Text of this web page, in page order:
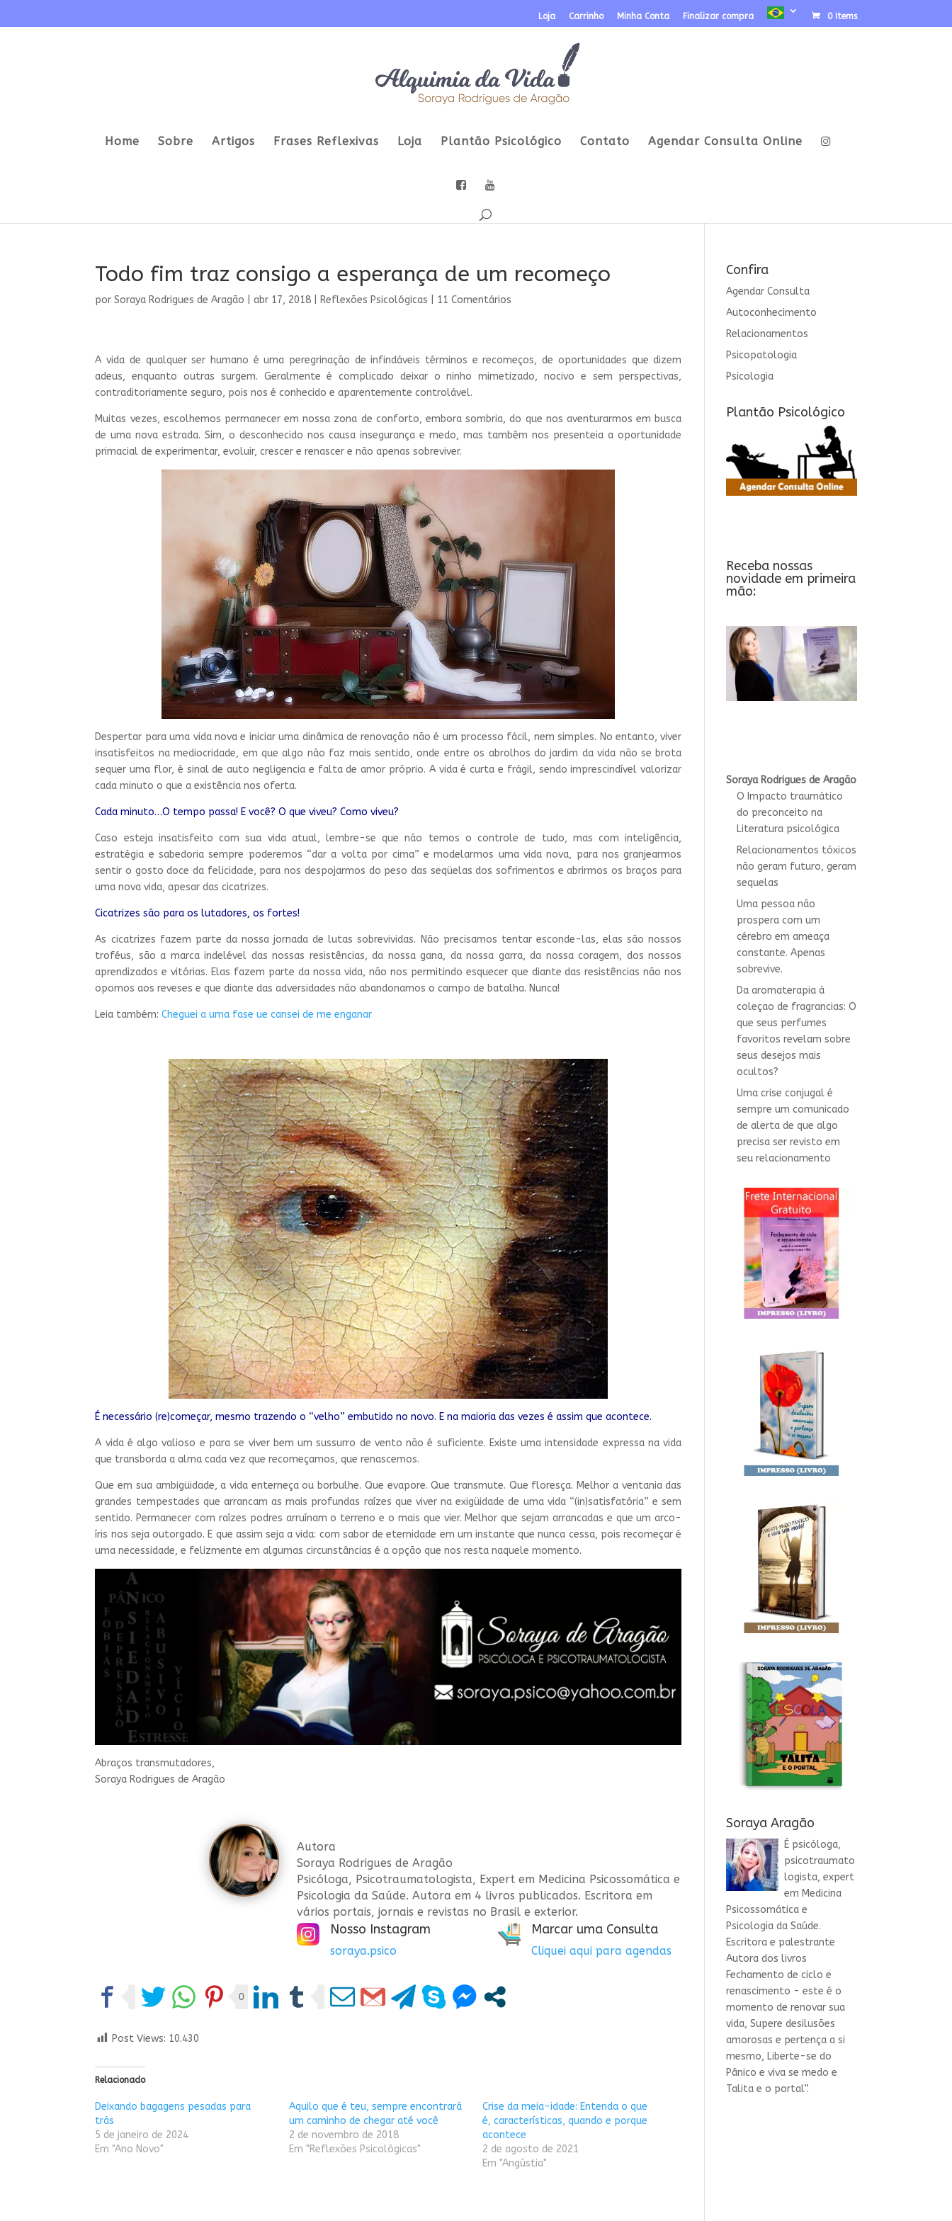
Loja Carrinho Minha Conta Finalizar compra 0 Items
Home Sobre Artigos Frases Reflexivas Loja Plantão Psicológico Contato Agendar Consulta Online
Todo fim traz consigo a esperança de um recomeço
porSoraya Rodrigues de Aragão |abr 17, 2018 Reflexões Psicológicas 11 Comentários
A vida de qualquer ser humano é uma peregrinação de infindáveis términos e recomeços, de oportunidades que dizem
adeus, enquanto outras surgem. Geralmente é complicado deixar o ninho mimetizado, nocivo e sem perspectivas,
contraditoriamente seguro, pois nos é conhecido e aparentemente controlável.
Muitas vezes, escolhemos permanecer em nossa zona de conforto, embora sombria, do que nos aventurarmos em busca
de uma nova estrada. Sim, o desconhecido nos causa insegurança e medo, mas também nos presenteia a oportunidade
primacial de experimentar, evoluir, crescer e renascer e não apenas sobreviver.
Despertar para uma vida nova e iniciar uma dinâmica de renovação não é um processo fácil, nem simples. No entanto, viver
insatisfeitos na mediocridade, em que algo não faz mais sentido, onde entre os abrolhos do jardim da vida não se brota
sequer uma flor, é sinal de auto negligencia e falta de amor próprio. A vida é curta e frágil, sendo imprescindível valorizar
cada minuto o que a existência nos oferta.
Cada minuto…O tempo passa! E você? O que viveu? Como viveu?
Caso esteja insatisfeito com sua vida atual, lembre-se que não temos o controle de tudo, mas com inteligência,
estratégia e sabedoria sempre poderemos “dar a volta por cima” e modelarmos uma vida nova, para nos granjearmos
sentir o gosto doce da felicidade, para nos despojarmos do peso das seqüelas dos sofrimentos e abrirmos os braços para
uma nova vida, apesar das cicatrizes.
Cicatrizes são para os lutadores, os fortes!
As cicatrizes fazem parte da nossa jornada de lutas sobrevividas. Não precisamos tentar esconde-las, elas são nossos
troféus, são a marca indelével das nossas resistências, da nossa gana, da nossa garra, da nossa coragem, dos nossos
aprendizados e vitórias. Elas fazem parte da nossa vida, não nos permitindo esquecer que diante das resistências não nos
opomos aos reveses e que diante das adversidades não abandonamos o campo de batalha. Nunca!
Leia também:Cheguei a uma fase ue cansei de me enganar
É necessário (re)começar, mesmo trazendo o “velho” embutido no novo. E na maioria das vezes é assim que acontece.
A vida é algo valioso e para se viver bem um sussurro de vento não é suficiente. Existe uma intensidade expressa na vida
que transborda a alma cada vez que recomeçamos, que renascemos.
Que em sua ambigüidade, a vida enterneça ou borbulhe. Que evapore. Que transmute. Que floresça. Melhor a ventania das
grandes tempestades que arrancam as mais profundas raízes que viver na exigüidade de uma vida “(in)satisfatória” e sem
sentido. Permanecer com raízes podres arruínam o terreno e o mais que vier. Melhor que sejam arrancadas e que um arco-
íris nos seja outorgado. E que assim seja a vida: com sabor de eternidade em um instante que nunca cessa, pois recomeçar é
uma necessidade, e felizmente em algumas circunstâncias é a opção que nos resta naquele momento.
Abraços transmutadores,
Soraya Rodrigues de Aragão
Autora
Soraya Rodrigues de Aragão
Psicóloga, Psicotraumatologista, Expert em Medicina Psicossomática e
Psicologia da Saúde. Autora em 4 livros publicados. Escritora em
vários portais, jornais e revistas no Brasil e exterior.
Nosso Instagram
soraya.psico
Marcar uma Consulta
Cliquei aqui para agendas
0
Post Views: 10.430
Relacionado
Deixando bagagens pesadas para
trás
5 de janeiro de 2024
Em "Ano Novo"
Aquilo que é teu, sempre encontrará
um caminho de chegar até você
2 de novembro de 2018
Em "Reflexões Psicológicas"
Crise da meia-idade: Entenda o que
é, características, quando e porque
acontece
2 de agosto de 2021
Em "Angústia"
Confira
Agendar Consulta
Autoconhecimento
Relacionamentos
Psicopatologia
Psicologia
Plantão Psicológico
Receba nossas
novidade em primeira
mão:
Soraya Rodrigues de Aragão
O Impacto traumático
do preconceito na
Literatura psicológica
Relacionamentos tóxicos
não geram futuro, geram
sequelas
Uma pessoa não
prospera com um
cérebro em ameaça
constante. Apenas
sobrevive.
Da aromaterapia à
coleçao de fragrancias: O
que seus perfumes
favoritos revelam sobre
seus desejos mais
ocultos?
Uma crise conjugal é
sempre um comunicado
de alerta de que algo
precisa ser revisto em
seu relacionamento
Soraya Aragão
É psicóloga,
psicotraumato
logista, expert
em Medicina
Psicossomática e
Psicologia da Saúde.
Escritora e palestrante
Autora dos livros
Fechamento de ciclo e
renascimento - este é o
momento de renovar sua
vida, Supere desilusões
amorosas e pertença a si
mesmo, Liberte-se do
Pânico e viva se medo e
Talita e o portal”.